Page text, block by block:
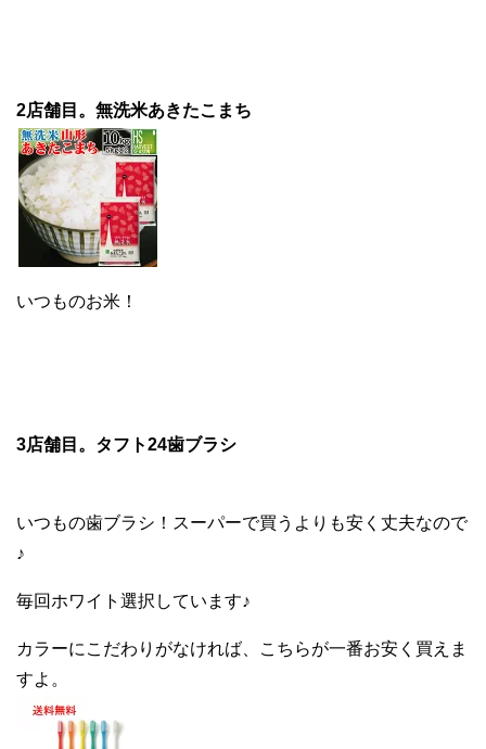
2店舗目。無洗米あきたこまち
いつものお米！
3店舗目。タフト24歯ブラシ
いつもの歯ブラシ！スーパーで買うよりも安く丈夫なので
♪
毎回ホワイト選択しています♪
カラーにこだわりがなければ、こちらが一番お安く買えま
すよ。